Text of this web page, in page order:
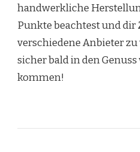
handwerkliche
Punkte beachtest und
verschiedene Anbieter
sicher bald in den
kommen!